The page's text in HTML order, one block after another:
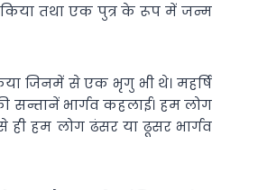
किया तथा एक पुत्र के रूप में जन्म
जिनमें से एक भृगु भी थे। महर्षि
सन्तानें भार्गव कहलाई। हम लोग
हम लोग ढंसर या ढूसर भार्गव